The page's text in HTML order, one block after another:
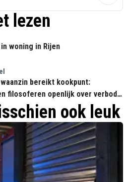
lezen
woning in Rijen
bereikt kookpunt:
filosoferen openlijk over verbod
Democratie
ook leuk